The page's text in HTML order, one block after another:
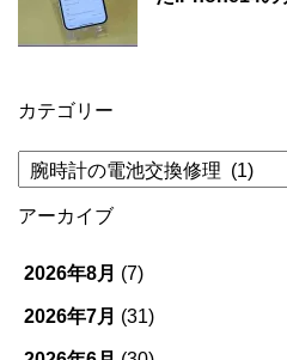
カテゴリー
カ
テ
ゴ
ー
アーカイブ
2026年8月 (7)
2026年7月 (31)